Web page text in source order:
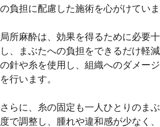
の負担に配慮した施術を心がけていま
局所麻酔は、効果を得るために必要
し、まぶたへの負担をできるだけ軽
の針や糸を使用し、組織へのダメー
を行います。
さらに、糸の固定も一人ひとりのま
度で調整し、腫れや違和感が少なく